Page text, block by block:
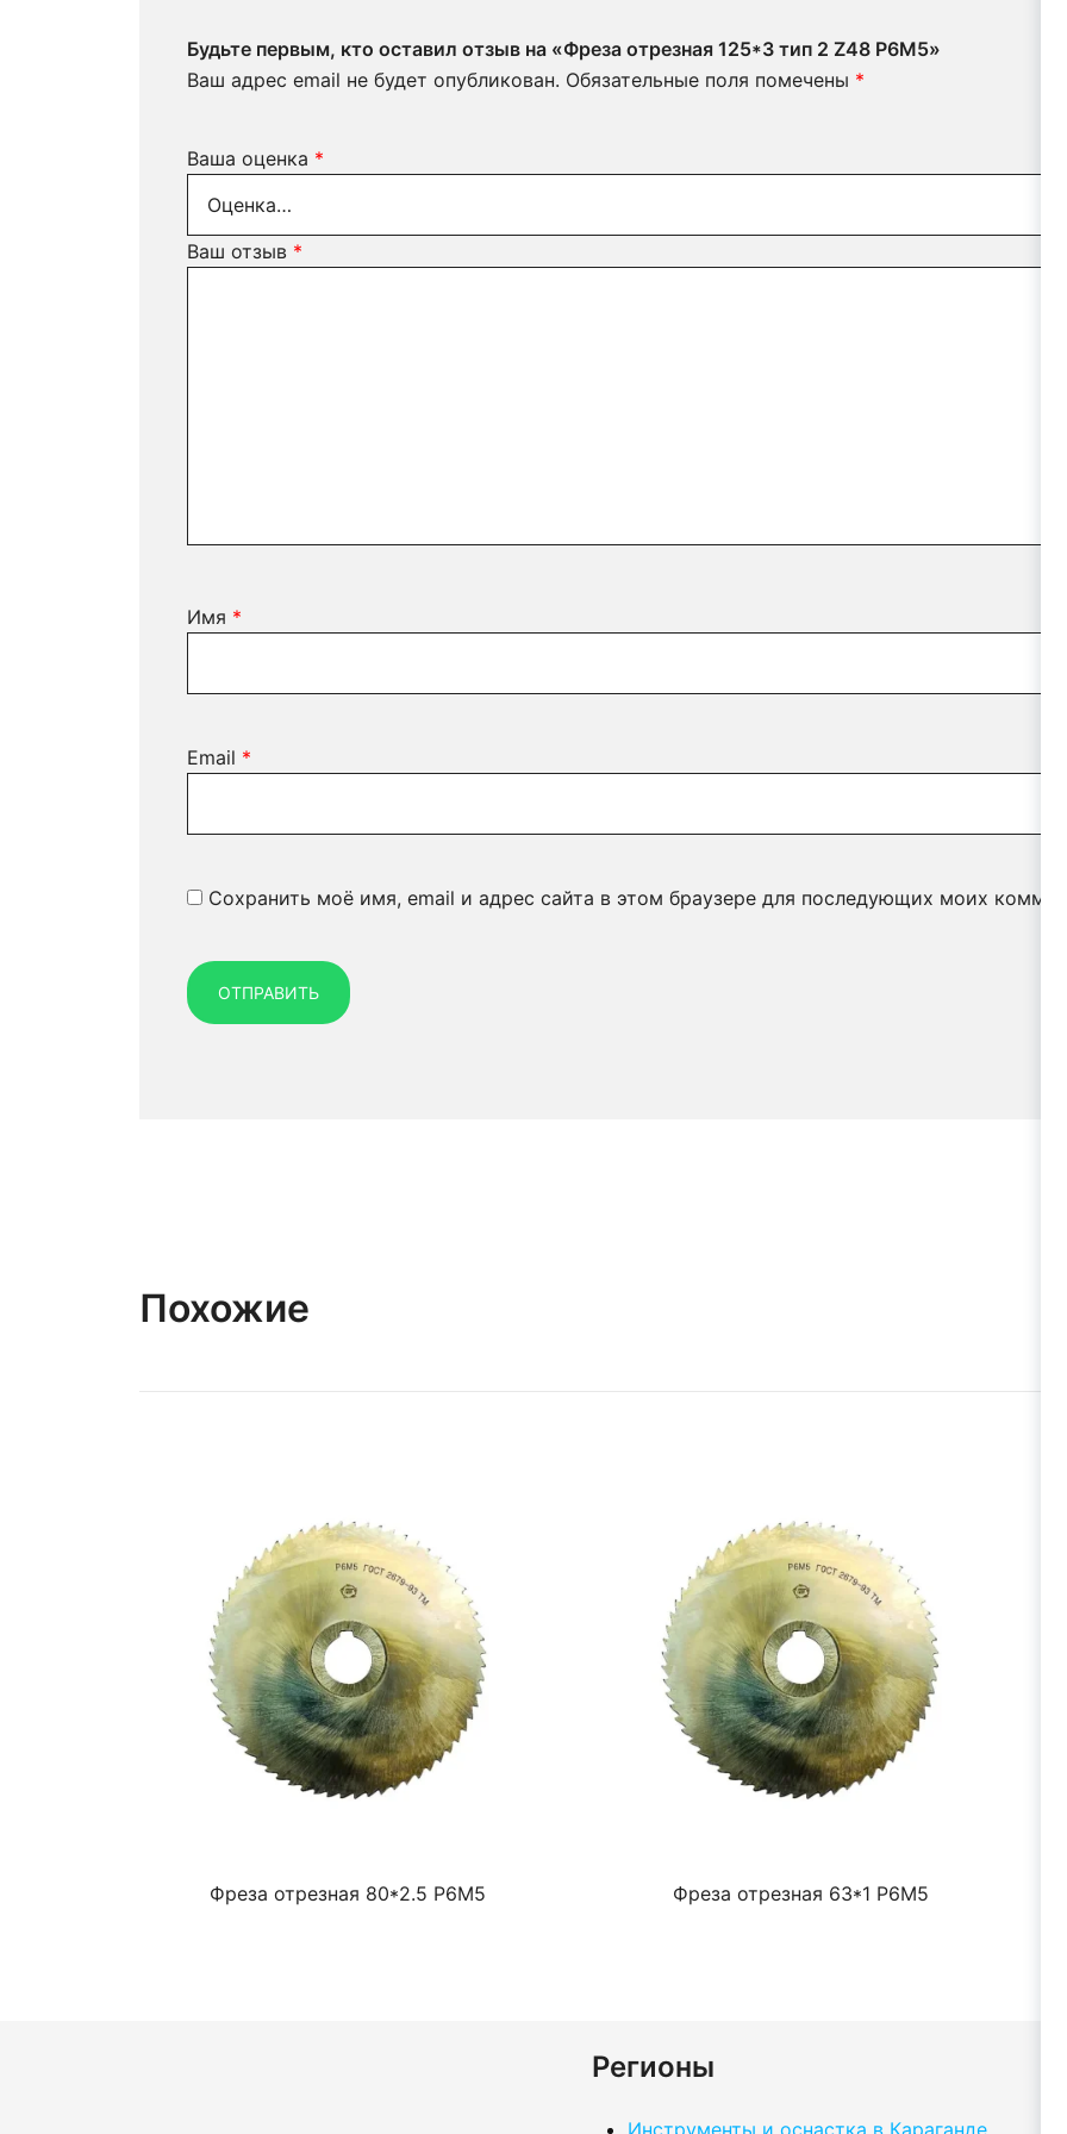
Будьте первым, кто оставил отзыв на «Фреза отрезная 125*3 тип 2 Z48 Р6М5»
Ваш адрес email не будет опубликован. Обязательные поля помечены *
Ваша оценка *
Ваш отзыв *
Имя *
Email *
Сохранить моё имя, email и адрес сайта в этом браузере для последующих моих
Похожие
Фреза отрезная 80*2.5 Р6М5 Фреза отрезная 63*1 Р6М5
Регионы
Инструменты и оснастка в Караганде